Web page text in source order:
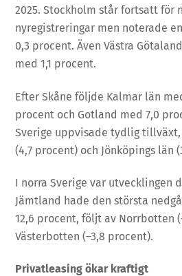
2025. Stockholm står fortsatt för
nyregistreringar men noterade
0,3 procent. Även Västra
med 1,1 procent.
Efter Skåne följde Kalmar län
procent och Gotland med 7,0
Sverige uppvisade tydlig
(4,7 procent) och Jönköpings län
I norra Sverige var utvecklingen
Jämtland hade den största
12,6 procent, följt av Norrbotten
Västerbotten (–3,8 procent).
Privatleasing ökar kraftigt